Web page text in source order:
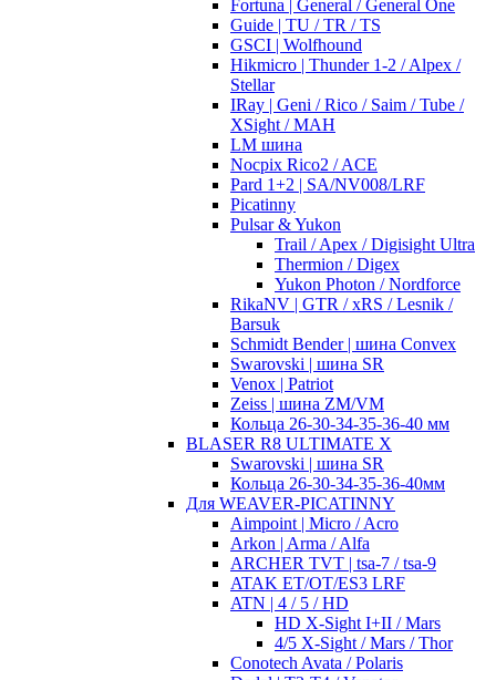
Fortuna | General / General One
Guide | TU / TR / TS
GSCI | Wolfhound
Hikmicro | Thunder 1-2 / Alpex /
Stellar
IRay | Geni / Rico / Saim / Tube /
XSight / MAH
LM шина
Nocpix Rico2 / ACE
Pard 1+2 | SA/NV008/LRF
Picatinny
Pulsar & Yukon
Trail / Apex / Digisight Ultra
Thermion / Digex
Yukon Photon / Nordforce
RikaNV | GTR / xRS / Lesnik /
Barsuk
Schmidt Bender | шина Convex
Swarovski | шина SR
Venox | Patriot
Zeiss | шина ZM/VM
Кольца 26-30-34-35-36-40 мм
BLASER R8 ULTIMATE X
Swarovski | шина SR
Кольца 26-30-34-35-36-40мм
Для WEAVER-PICATINNY
Aimpoint | Micro / Acro
Arkon | Arma / Alfa
ARCHER TVT | tsa-7 / tsa-9
ATAK ET/OT/ES3 LRF
ATN | 4 / 5 / HD
HD X-Sight I+II / Mars
4/5 X-Sight / Mars / Thor
Conotech Avata / Polaris